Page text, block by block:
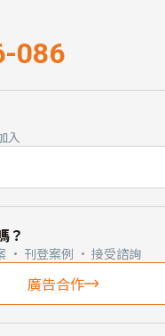
086
入
？
· 刊登案例 · 接受諮詢
廣告合作